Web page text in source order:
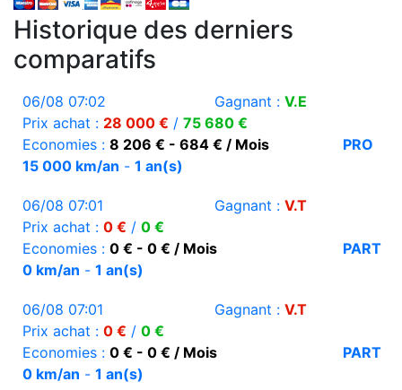
Historique des derniers
comparatifs
06/08 07:02 Gagnant : V.E
Prix achat : 28 000 € / 75 680 €
Economies : 8 206 € - 684 € / Mois
PRO
15 000 km/an - 1 an(s)
06/08 07:01 Gagnant : V.T
Prix achat : 0 € / 0 €
Economies : 0 € - 0 € / Mois
PART
0 km/an - 1 an(s)
06/08 07:01 Gagnant : V.T
Prix achat : 0 € / 0 €
Economies : 0 € - 0 € / Mois
PART
0 km/an - 1 an(s)